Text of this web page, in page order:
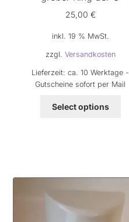
25,00 €
inkl. 19 % MwSt.
zzgl. Versandkosten
Lieferzeit:ca. 10 Werktage -
Gutscheine sofort per Mail
Select options